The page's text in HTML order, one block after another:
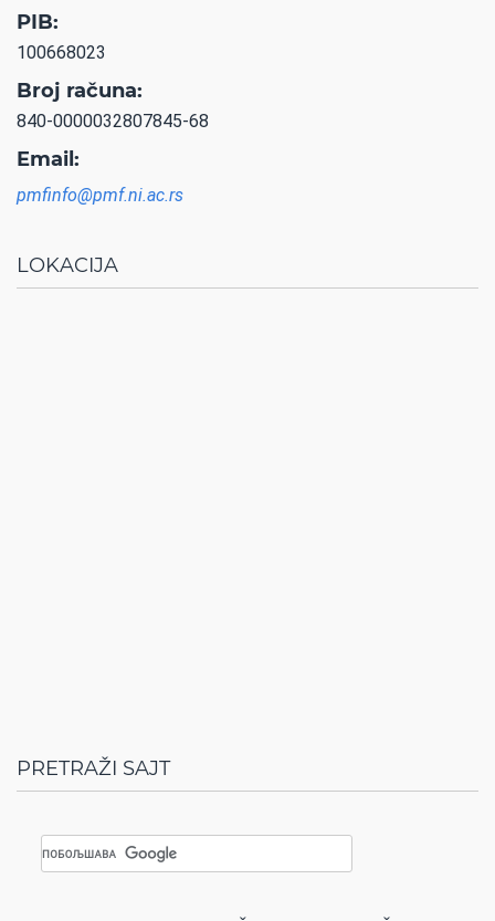
PIB:
100668023
Broj računa:
840-0000032807845-68
Email:
pmfinfo@pmf.ni.ac.rs
LOKACIJA
PRETRAŽI SAJT